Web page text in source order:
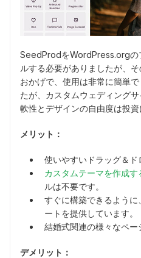
SeedProdをWordPress.orgの
ルする必要がありましたが、
おかげで、使用は非常に簡単
たが、カスタムウェディング
軟性とデザインの自由度は投資
メリット：
使いやすいドラッグ＆ド
カスタムテーマを作成す
ルは不要です。
すぐに構築できるよう
ートを提供しています。
結婚式関連の様々なペー
デメリット：